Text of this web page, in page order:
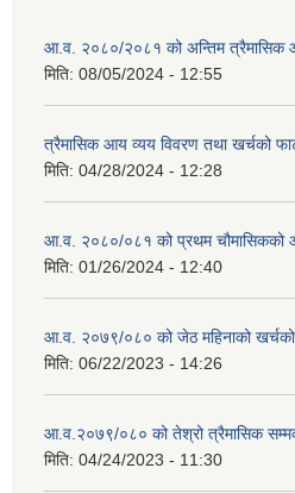
आ.व. २०८०/२०८१ को अन्तिम त्रैमासिक
मिति: 08/05/2024 - 12:55
त्रैमासिक आय व्यय विवरण तथा खर्चको
मिति: 04/28/2024 - 12:28
आ.व. २०८०/०८१ को प्रथम चौमासिकको
मिति: 01/26/2024 - 12:40
आ.व. २०७९/०८० को जेठ महिनाको खर्चको
मिति: 06/22/2023 - 14:26
आ.व.२०७९/०८० को तेश्रो त्रैमासिक
मिति: 04/24/2023 - 11:30